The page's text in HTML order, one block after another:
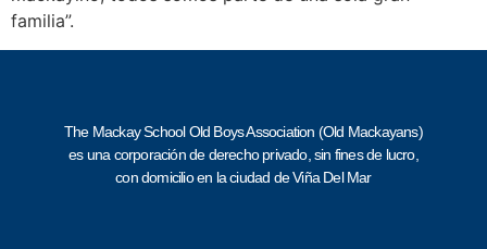
familia”.
The Mackay School Old Boys Association (Old Mackayans)
es una corporación de derecho privado, sin fines de lucro,
con domicilio en la ciudad de Viña Del Mar